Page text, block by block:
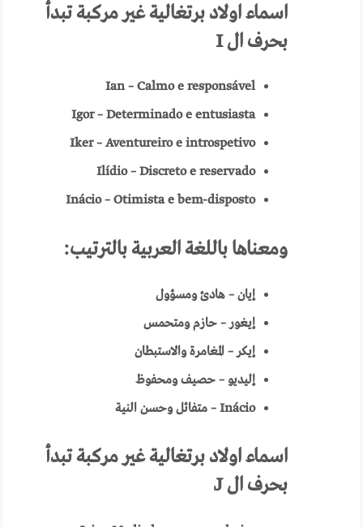
اسماءاولاد برتغاليةغير مركبة تبدأ
بحرف الI
Ian – Calmo e responsável
Igor – Determinado e entusiasta
Iker – Aventureiro e introspetivo
Ilídio – Discreto e reservado
Inácio – Otimista e bem-disposto
ومعناها باللغة العربية بالترتيب:
إيان – هادئ ومسؤول
إيغور – حازم ومتحمس
إيكر – المغامرة والاستبطان
إليديو – حصيف ومحفوظ
Inácio
–متفائل وحسن النية
اسماءاولاد برتغاليةغير مركبة تبدأ
بحرف الJ